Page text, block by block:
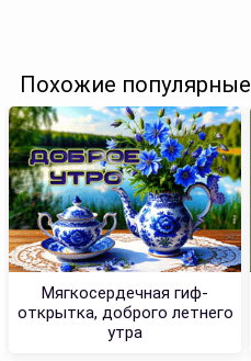
Похожие популярные
Мягкосердечная гиф-
открытка, доброго летнего
утра